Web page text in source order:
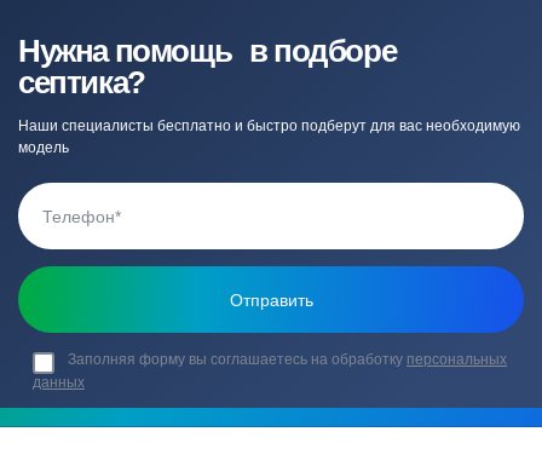
Нужна помощь в подборе
септика?
Наши специалисты бесплатно и быстро подберут для вас необходимую
модель
Заполняя форму вы соглашаетесь на обработку персональных
данных